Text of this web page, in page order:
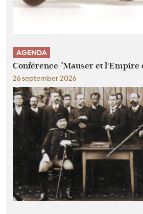
AGENDA
Conférence "Mauser et l’Empire
26 september 2026